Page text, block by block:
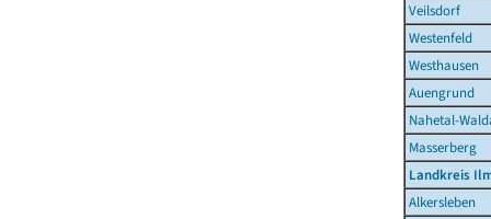
Veilsdorf
Westenfeld
Westhausen
Auengrund
Nahetal-
Masserberg
Landkreis
Alkersleben